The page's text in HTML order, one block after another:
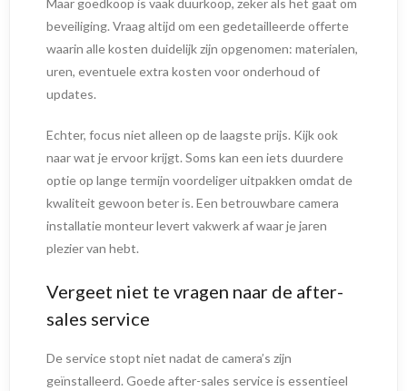
Maar goedkoop is vaak duurkoop, zeker als het gaat om
beveiliging. Vraag altijd om een gedetailleerde offerte
waarin alle kosten duidelijk zijn opgenomen: materialen,
uren, eventuele extra kosten voor onderhoud of
updates.
Echter, focus niet alleen op de laagste prijs. Kijk ook
naar wat je ervoor krijgt. Soms kan een iets duurdere
optie op lange termijn voordeliger uitpakken omdat de
kwaliteit gewoon beter is. Een betrouwbare camera
installatie monteur levert vakwerk af waar je jaren
plezier van hebt.
Vergeet niet te vragen naar de after-
sales service
De service stopt niet nadat de camera’s zijn
geïnstalleerd. Goede after-sales service is essentieel